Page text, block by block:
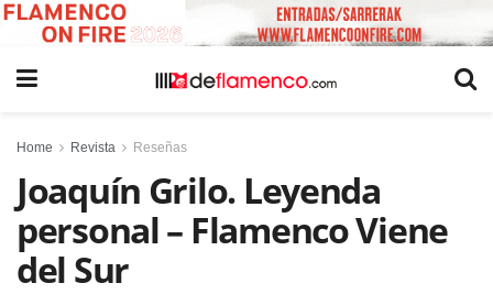
Home Revista Reseñas
Joaquín Grilo. Leyenda
personal – Flamenco Viene
del Sur